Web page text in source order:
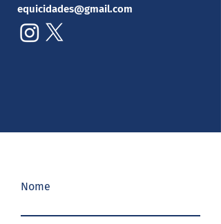
equicidades@gmail.com
Nome